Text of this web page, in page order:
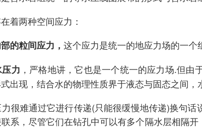
着两种空间应力：
的粒间应力，这个应力是统一的地应力场的一个
力 ，严格地讲，它也是一个统一的应力场.但
出现，结合水的物理性质界于液态与固态之间
很难通过它进行传递(只能很缓慢地传递)换句
系，尽管它们在钻孔中可以有多个隔水层相隔